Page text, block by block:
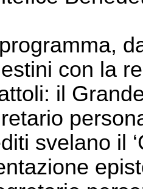
con la
il
svelano il